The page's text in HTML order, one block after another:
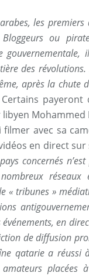
les premiers
ou
gouvernementale,
des
après la chute
Mohammed
avec sa
en direct sur
concernés
réseaux
« tribunes »
en
de diffusion
qatarie a réussi
placées